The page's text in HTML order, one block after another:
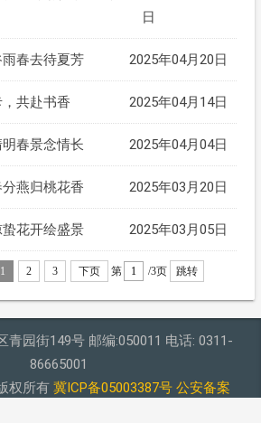
日
春去待夏芳 2025年04月20日
共赴书香 2025年04月14日
春景念情长 2025年04月04日
燕归桃花香 2025年03月20日
花开绘盛景 2025年03月05日
1 2 3 下页 第 /3页 跳转
青园街149号 邮编:050011 电话: 0311-
86665001
权所有 冀ICP备05003387号 公安备案